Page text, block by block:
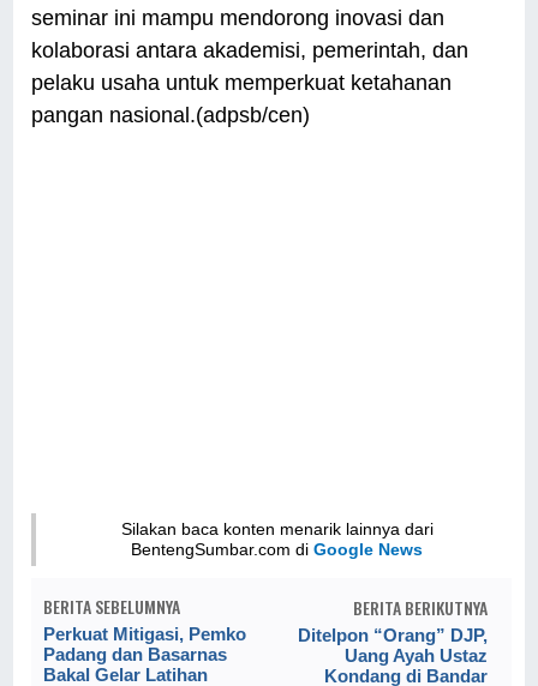
seminar ini mampu mendorong inovasi dan
kolaborasi antara akademisi, pemerintah, dan
pelaku usaha untuk memperkuat ketahanan
pangan nasional.(adpsb/cen)
Silakan baca konten menarik lainnya dari
BentengSumbar.com diGoogle News
BERITA SEBELUMNYA
Perkuat Mitigasi, Pemko
Padang dan Basarnas
Bakal Gelar Latihan
BERITA BERIKUTNYA
Ditelpon “Orang” DJP,
Uang Ayah Ustaz
Kondang di Bandar